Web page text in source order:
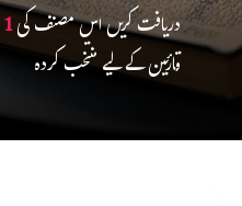
دریافت کریں اس مصنف کی1
قارئین کے لیے منتخب کردہ